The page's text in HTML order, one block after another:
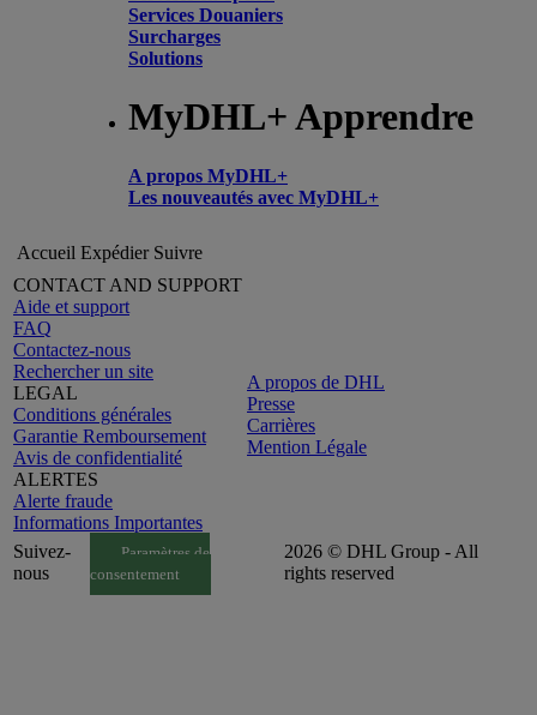
Services Douaniers
Surcharges
Solutions
MyDHL+ Apprendre
A propos MyDHL+
Les nouveautés avec MyDHL+
Accueil Expédier Suivre
CONTACT AND SUPPORT
Aide et support
FAQ
Contactez-nous
Rechercher un site
LEGAL
Conditions générales
Garantie Remboursement
Avis de confidentialité
ALERTES
Alerte fraude
Informations Importantes
A propos de DHL
Presse
Carrières
Mention Légale
Suivez-
nous
Paramètres de
consentement
2026 © DHL Group - All
rights reserved